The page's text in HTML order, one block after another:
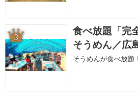
3
食べ放題「完
そうめん／広
そうめんが食べ放題！